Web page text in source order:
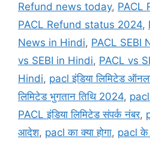
Refund news today, PACL
PACL Refund status 2024,
News in Hindi, PACL SEBI
vs SEBI in Hindi, PACL vs
Hindi, pacl इंडिया लिमिटेड
लिमिटेड भुगतान तिथि 2024, pacl
PACL इंडिया लिमिटेड संपर्क नंबर,
आदेश, pacl का क्या होगा, pacl के